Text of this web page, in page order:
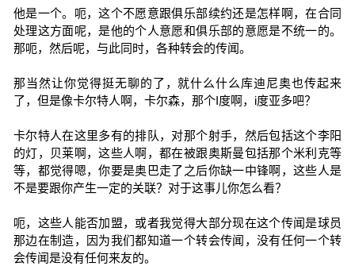
他是一个。呃，这个不愿意跟俱乐部续约还是怎样啊，在合同
处理这方面呢，是他的个人意愿和俱乐部的意愿是不统一的。
那呃，然后呢，与此同时，各种转会的传闻。
那当然让你觉得挺无聊的了，就什么什么库迪尼奥也传起来
了，但是像卡尔特人啊，卡尔森，那个I度啊，i度亚多吧？
卡尔特人在这里多有的排队，对那个射手，然后包括这个李阳
的灯，贝莱啊，这些人啊，都在被跟奥斯曼包括那个米利克等
等，都觉得嗯，你要是奥巴走了之后你缺一中锋啊，这些人是
不是要跟你产生一定的关联？对于这事儿你怎么看？
呃，这些人能否加盟，或者我觉得大部分现在这个传闻是球员
那边在制造，因为我们都知道一个转会传闻，没有任何一个转
会传闻是没有任何来友的。